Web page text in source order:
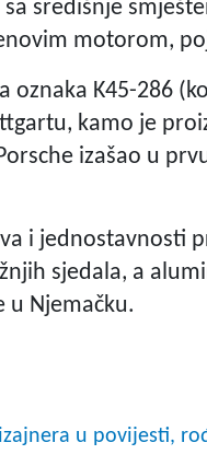
središnje
motorom,
oznaka K45-286
kamo je
izašao u
i jednostavnosti
sjedala, a
u Njemačku.
u povijesti,